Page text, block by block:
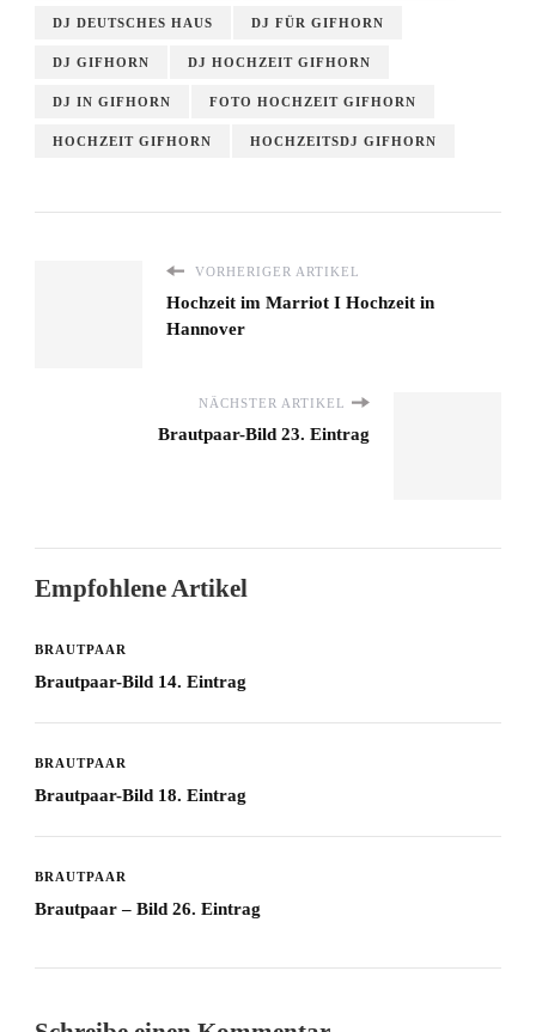
DJ DEUTSCHES HAUS DJ FÜR GIFHORN
DJ GIFHORN DJ HOCHZEIT GIFHORN
DJ IN GIFHORN FOTO HOCHZEIT GIFHORN
HOCHZEIT GIFHORN HOCHZEITSDJ GIFHORN
VORHERIGER ARTIKEL
Hochzeit im Marriot I Hochzeit in
Hannover
NÄCHSTER ARTIKEL
Brautpaar-Bild 23. Eintrag
Empfohlene Artikel
BRAUTPAAR
Brautpaar-Bild 14. Eintrag
BRAUTPAAR
Brautpaar-Bild 18. Eintrag
BRAUTPAAR
Brautpaar – Bild 26. Eintrag